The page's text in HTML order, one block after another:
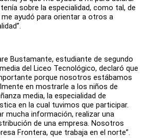
sobre la especialidad, como tal, de
ayudó para orientar a otros a
Bustamante, estudiante de segundo
del Liceo Tecnológico, declaró que
porque nosotros estábamos
en mostrarle a los niños de
media, la especialidad de
en la cual tuvimos que participar.
mucha información, realizar una
de una empresa. Nosotros
Frontera, que trabaja en el norte”.